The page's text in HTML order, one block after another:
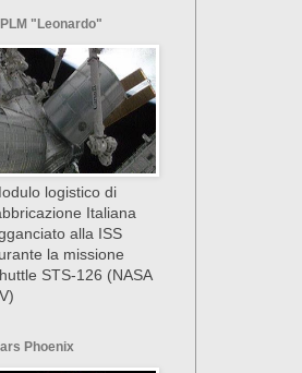
"Leonardo"
logistico di
Italiana
alla ISS
la missione
STS-126 (NASA
Phoenix